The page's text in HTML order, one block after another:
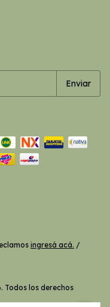
ingresá acá. /
Todos los derechos